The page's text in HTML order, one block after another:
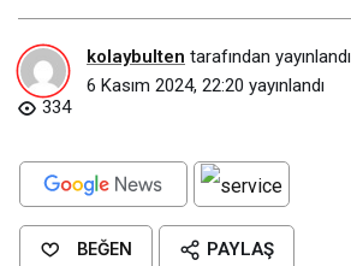
kolaybulten tarafından yayınlandı
6 Kasım 2024, 22:20 yayınlandı
334
BEĞEN PAYLAŞ